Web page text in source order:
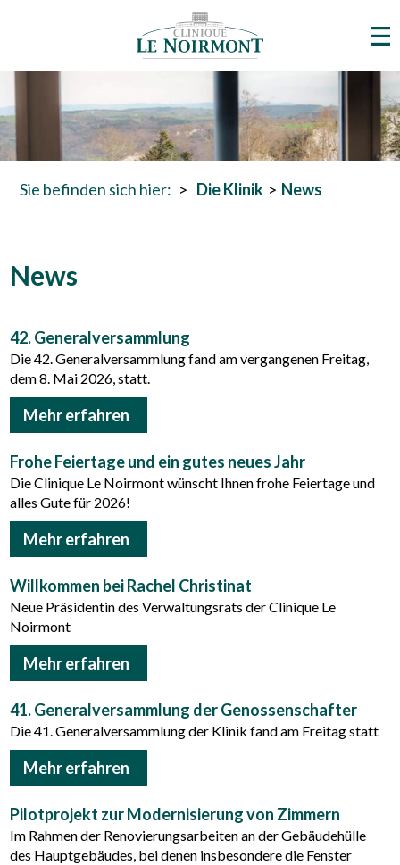
Sie befinden sich hier: Die Klinik News
News
42. Generalversammlung
Die 42. Generalversammlung fand am vergangenen Freitag,
dem 8. Mai 2026, statt.
Mehr erfahren
Frohe Feiertage und ein gutes neues Jahr
Die Clinique Le Noirmont wünscht Ihnen frohe Feiertage und
alles Gute für 2026!
Mehr erfahren
Willkommen bei Rachel Christinat
Neue Präsidentin des Verwaltungsrats der Clinique Le
Noirmont
Mehr erfahren
41. Generalversammlung der Genossenschafter
Die 41. Generalversammlung der Klinik fand am Freitag statt
Mehr erfahren
Pilotprojekt zur Modernisierung von Zimmern
Im Rahmen der Renovierungsarbeiten an der Gebäudehülle
des Hauptgebäudes, bei denen insbesondere die Fenster